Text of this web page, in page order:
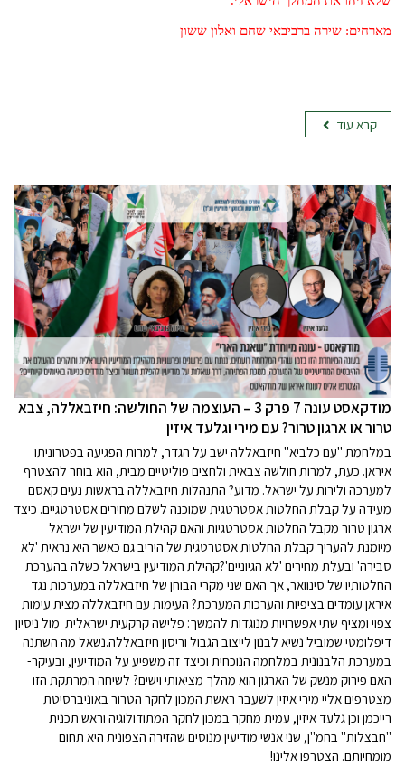
מארחים: שירה ברביבאי שחם ואלון ששון
קרא עוד
מודקאסט עונה 7 פרק 3 – העוצמה של החולשה: חיזבאללה, צבא
טרור או ארגון טרור? עם מירי וגלעד איזין
במלחמת "עם כלביא" חיזבאללה ישב על הגדר, למרות הפגיעה בפטרוניתו
איראן. כעת, למרות חולשה צבאית ולחצים פוליטיים מבית, הוא בוחר להצטרף
למערכה ולירות על ישראל. מדוע? התנהלות חיזבאללה בראשות נעים קאסם
מעידה על קבלת החלטות אסטרטגית שמוכנה לשלם מחירים אסטרטגיים. כיצד
ארגון טרור מקבל החלטות אסטרטגיות והאם קהילת המודיעין של ישראל
מיומנת להעריך קבלת החלטות אסטרטגית של היריב גם כאשר היא נראית 'לא
סבירה' ובעלת מחירים 'לא הגיוניים'?קהילת המודיעין בישראל כשלה בהערכת
החלטותיו של סינוואר, אך האם שני מקרי הבוחן של חיזבאללה במערכות נגד
איראן עומדים בציפיות והערכות המערכת? העימות עם חיזבאללה מצית עימות
צפוי ומציף שתי אפשרויות מנוגדות להמשך: פלישה קרקעית ישראלית מול ניסיון
דיפלומטי שמוביל נשיא לבנון לייצוב הגבול וריסון חיזבאללה.נשאל מה השתנה
במערכת הלבנונית במלחמה הנוכחית וכיצד זה משפיע על המודיעין, ובעיקר-
האם פירוק מנשק של הארגון הוא מהלך מציאותי וישים? לשיחה המרתקת הזו
מצטרפים אליי מירי איזין לשעבר ראשת המכון לחקר הטרור באוניברסיטת
רייכמן וכן גלעד איזין, עמית מחקר במכון לחקר המתודולוגיה וראש תכנית
"חבצלות" בחמ"ן, שני אנשי מודיעין מנוסים שהזירה הצפונית היא תחום
מומחיותם. הצטרפו אלינו!